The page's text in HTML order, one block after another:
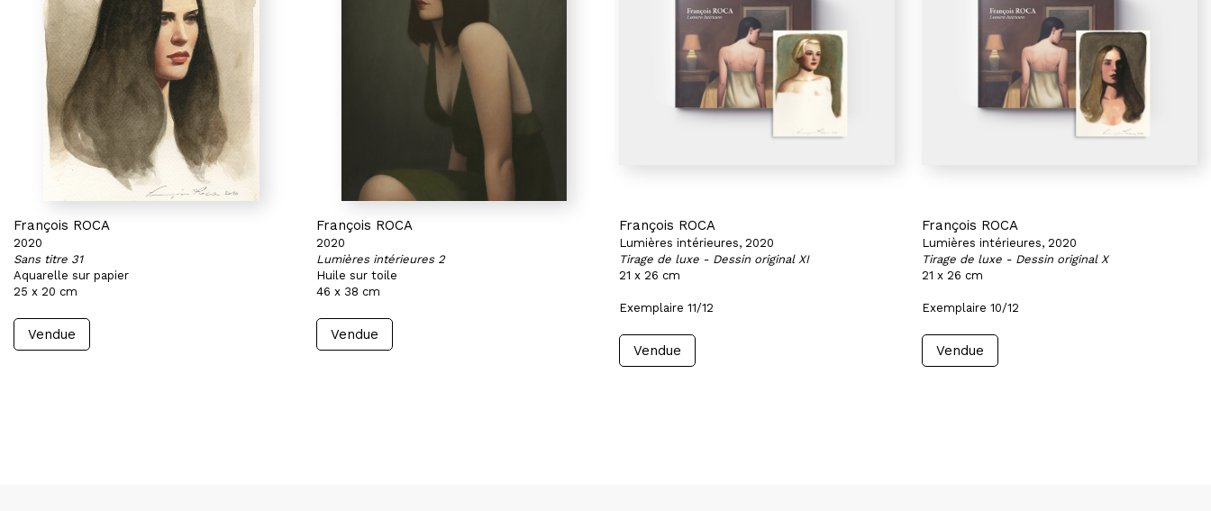
François ROCA
2020
Sans titre 31
Aquarelle sur papier
25 x 20 cm
Vendue
François ROCA
2020
Lumières intérieures 2
Huile sur toile
46 x 38 cm
Vendue
François ROCA
Lumières intérieures, 2020
Tirage de luxe - Dessin original XI
21 x 26 cm
Exemplaire 11/12
Vendue
François ROCA
Lumières intérieures, 2020
Tirage de luxe - Dessin original X
21 x 26 cm
Exemplaire 10/12
Vendue